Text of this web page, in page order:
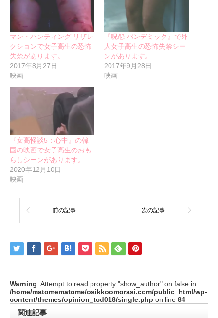
マン・ハンティング リザレ
クションで女子高生の恐怖
失禁があります。
2017年8月27日
映画
『呪怨 パンデミック』で外
人女子高生の恐怖失禁シー
ンがあります。
2017年9月28日
映画
『女高怪談5：心中』の韓
国の映画で女子高生のおも
らしシーンがあります。
2020年12月10日
映画
前の記事 次の記事
Warning: Attempt to read property "show_author" on false in
/home/matomematome/osikkoomorasi.com/public_html/wp-
content/themes/opinion_tcd018/single.php on line 84
関連記事